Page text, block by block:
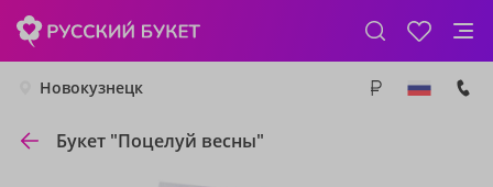
Новокузнецк
Букет "Поцелуй весны"